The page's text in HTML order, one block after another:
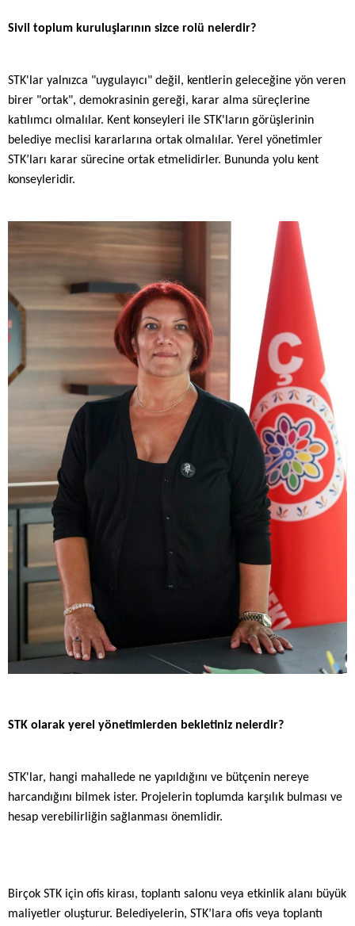
Sivil toplum kuruluşlarının sizce rolü nelerdir?
STK'lar yalnızca "uygulayıcı" değil, kentlerin geleceğine yön veren
birer "ortak", demokrasinin gereği, karar alma süreçlerine
katılımcı olmalılar. Kent konseyleri ile STK'ların görüşlerinin
belediye meclisi kararlarına ortak olmalılar. Yerel yönetimler
STK’ları karar sürecine ortak etmelidirler. Bununda yolu kent
konseyleridir.
STK olarak yerel yönetimlerden bekletiniz nelerdir?
STK'lar, hangi mahallede ne yapıldığını ve bütçenin nereye
harcandığını bilmek ister. Projelerin toplumda karşılık bulması ve
hesap verebilirliğin sağlanması önemlidir.
Birçok STK için ofis kirası, toplantı salonu veya etkinlik alanı büyük
maliyetler oluşturur. Belediyelerin, STK’lara ofis veya toplantı